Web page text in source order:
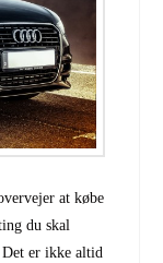
at købe
du skal
er ikke altid